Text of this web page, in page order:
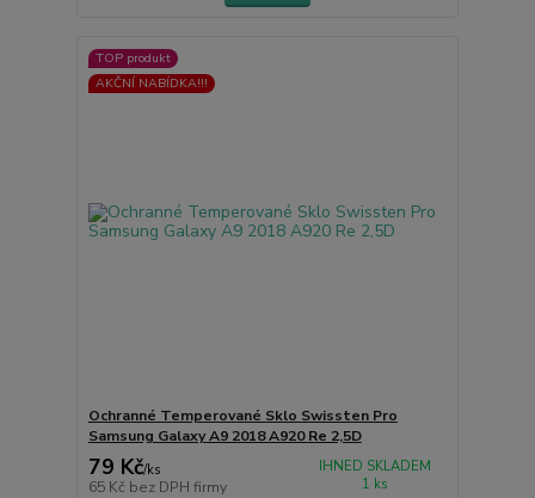
TOP produkt
AKČNÍ NABÍDKA!!!
Ochranné Temperované Sklo Swissten Pro
Samsung Galaxy A9 2018 A920 Re 2,5D
79 Kč/ks
65 Kč bez DPH firmy
IHNED SKLADEM
1 ks